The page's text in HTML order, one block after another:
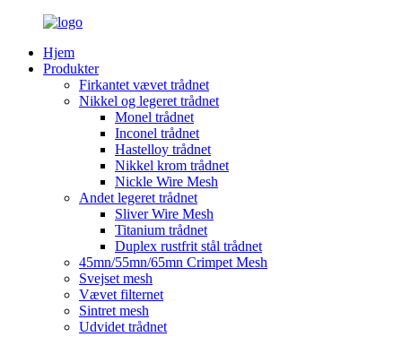
Hjem
Produkter
Firkantet vævet trådnet
Nikkel og legeret trådnet
Monel trådnet
Inconel trådnet
Hastelloy trådnet
Nikkel krom trådnet
Nickle Wire Mesh
Andet legeret trådnet
Sliver Wire Mesh
Titanium trådnet
Duplex rustfrit stål trådnet
45mn/55mn/65mn Crimpet Mesh
Svejset mesh
Vævet filternet
Sintret mesh
Udvidet trådnet